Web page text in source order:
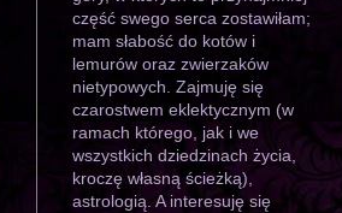
część swego serca zostawiłam;
mam słabość do kotów i
lemurów oraz zwierzaków
nietypowych. Zajmuję się
czarostwem eklektycznym (w
ramach którego, jak i we
wszystkich dziedzinach życia,
kroczę własną ścieżką),
astrologią. A interesuję się